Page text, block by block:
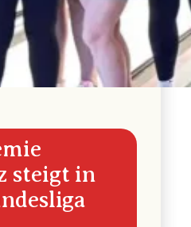
steigt in